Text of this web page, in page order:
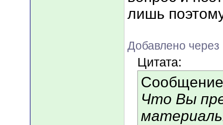
лишь
Добавлено
Цитата:
Что Вы